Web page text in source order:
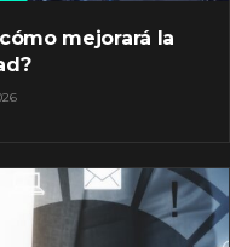
mejorará la